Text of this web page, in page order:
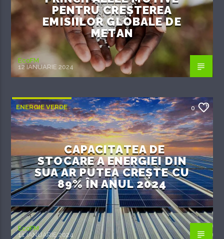
PENTRU CREȘTEREA
EMISIILOR GLOBALE DE
METAN
EcoFM
12 IANUARIE 2024
ENERGIE VERDE 0
CAPACITATEA DE
STOCARE A ENERGIEI DIN
SUA AR PUTEA CREȘTE CU
89% ÎN ANUL 2024
EcoFM
11 IANUARIE 2024